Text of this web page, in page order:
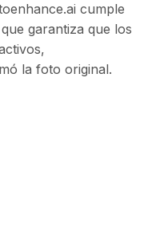
cumple
garantiza que los
la foto original.